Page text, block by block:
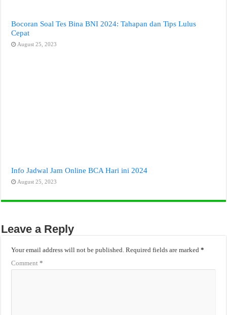
Bocoran Soal Tes Bina BNI 2024: Tahapan dan Tips Lulus
Cepat
August 25, 2023
Info Jadwal Jam Online BCA Hari ini 2024
August 25, 2023
Leave a Reply
Your email address will not be published. Required fields are marked*
Comment*